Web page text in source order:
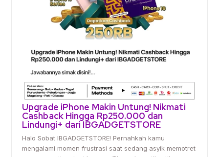
Upgrade iPhone Makin Untung! Nikmati
Cashback Hingga Rp250.000 dan
Lindungi+ dari IBGADGETSTORE
Halo Sobat IBGADGETSTORE! Pernahkah kamu
mengalami momen frustrasi saat sedang asyik memotret